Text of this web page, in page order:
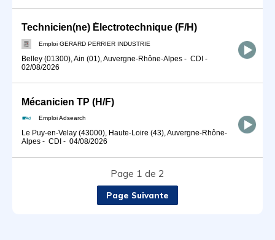
Technicien(ne) Électrotechnique (F/H)
Emploi GERARD PERRIER INDUSTRIE
Belley (01300), Ain (01), Auvergne-Rhône-Alpes - CDI -
02/08/2026
Mécanicien TP (H/F)
Emploi Adsearch
Le Puy-en-Velay (43000), Haute-Loire (43), Auvergne-Rhône-
Alpes - CDI - 04/08/2026
Page 1 de 2
Page Suivante